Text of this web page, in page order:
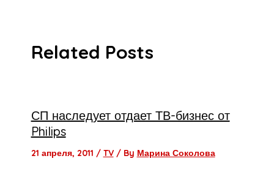
Related Posts
СП наследует отдает ТВ-бизнес от
Philips
21 апреля, 2011 / TV/ By Марина Соколова